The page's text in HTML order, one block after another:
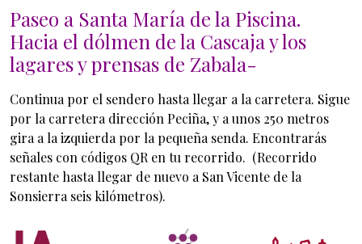
Paseo a Santa María de la Piscina.
Hacia el dólmen de la Cascaja y los
lagares y prensas de Zabala-
Continua por el sendero hasta llegar a la carretera. Sigue
por la carretera dirección Peciña, y a unos 250 metros
gira a la izquierda por la pequeña senda. Encontrarás
señales con códigos QR en tu recorrido. (Recorrido
restante hasta llegar de nuevo a San Vicente de la
Sonsierra seis kilómetros).